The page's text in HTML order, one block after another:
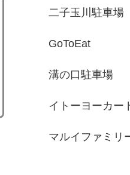
二子玉川駐車場
GoToEat
溝の口駐車場
イトーヨーカー
マルイファミリ